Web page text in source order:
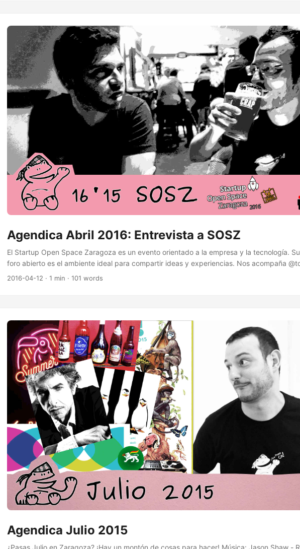
Agendica Abril 2016: Entrevista a SOSZ
El Startup Open Space Zaragoza es un evento orientado a la empresa y la tecnología.
foro abierto es el ambiente ideal para compartir ideas y experiencias. Nos acompaña
para explicarnos qué podemos esperar de este evento. Aprovechamos que estamos en
2016-04-12 · 1 min · 101 words
Agendica Julio 2015